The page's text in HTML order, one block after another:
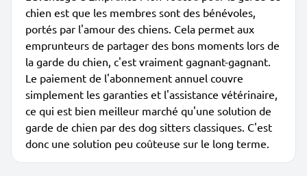
chien est que les membres sont des bénévoles,
portés par l'amour des chiens. Cela permet aux
emprunteurs de partager des bons moments lors de
la garde du chien, c'est vraiment gagnant-gagnant.
Le paiement de l'abonnement annuel couvre
simplement les garanties et l'assistance vétérinaire,
ce qui est bien meilleur marché qu'une solution de
garde de chien par des dog sitters classiques. C'est
donc une solution peu coûteuse sur le long terme.